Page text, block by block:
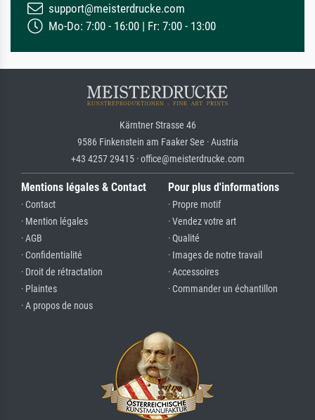
support@meisterdrucke.com
Mo-Do: 7:00 - 16:00 | Fr: 7:00 - 13:00
Kärntner Strasse 46
9586 Finkenstein am Faaker See · Austria
+43 4257 29415 · office@meisterdrucke.com
Mentions légales & Contact
· Contact
· Mention légales
· AGB
· Confidentialité
· Droit de rétractation
· Plaintes
· A propos de nous
Pour plus d'informations
· Propre motif
· Vendez votre art
· Qualité
· Images de notre travail
· Accessoires
· Commander un échantillon